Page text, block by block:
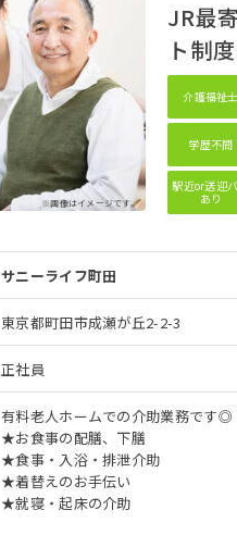
※画像はイメージです。
JR最
ト制
介護福祉士
学歴不問
駅近or送迎
あり
サニーライフ町田
東京都町田市成瀬が丘2-2-3
正社員
有料老人ホームでの介助業務です◎
★お食事の配膳、下膳
★食事・入浴・排泄介助
★着替えのお手伝い
★就寝・起床の介助